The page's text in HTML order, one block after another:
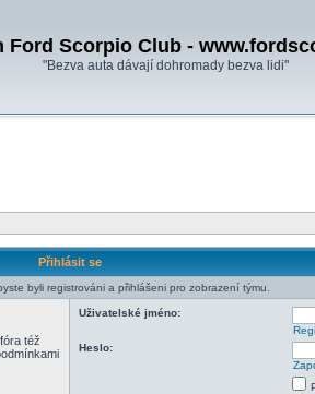
Ford Scorpio Club -
"Bezva auta dávají dohromady bezva lidi"
Přihlásit se
byli registrováni a přihlášeni pro zobrazení týmu.
též
Uživatelské jméno:
Heslo: